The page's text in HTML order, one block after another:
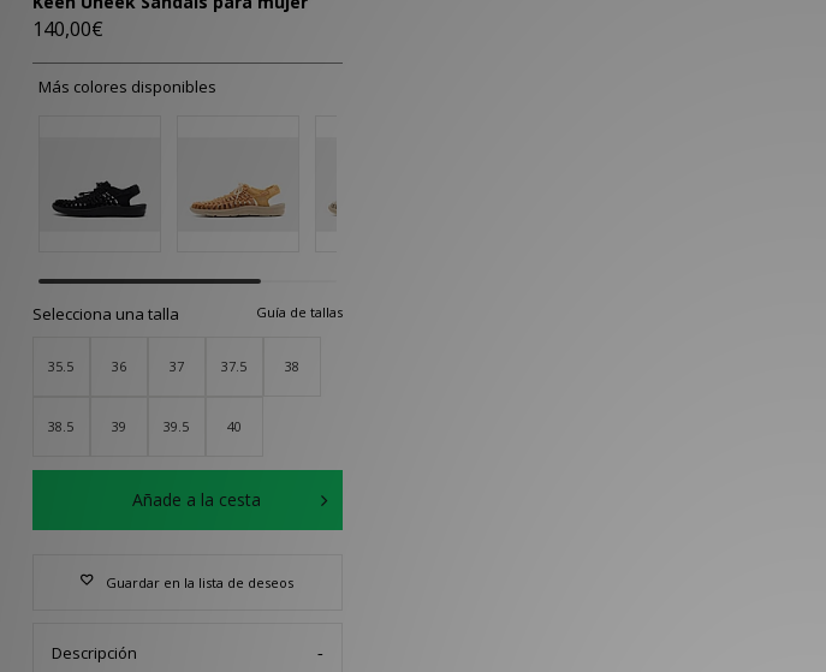
140,00€
Más colores disponibles
Guía de tallas
Selecciona una talla
35.5 36 37 37.5 38
38.5 39 39.5 40
Añade a la cesta
Guardar en la lista de deseos
Descripción